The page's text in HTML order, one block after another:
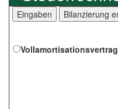
Vollamortisationsvertrag